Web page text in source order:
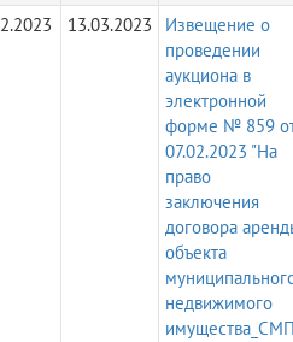
13.03.2023
Извещение о
проведении
аукциона в
электронной
форме № 859
07.02.2023 "На
право
заключения
договора
объекта
недвижимого